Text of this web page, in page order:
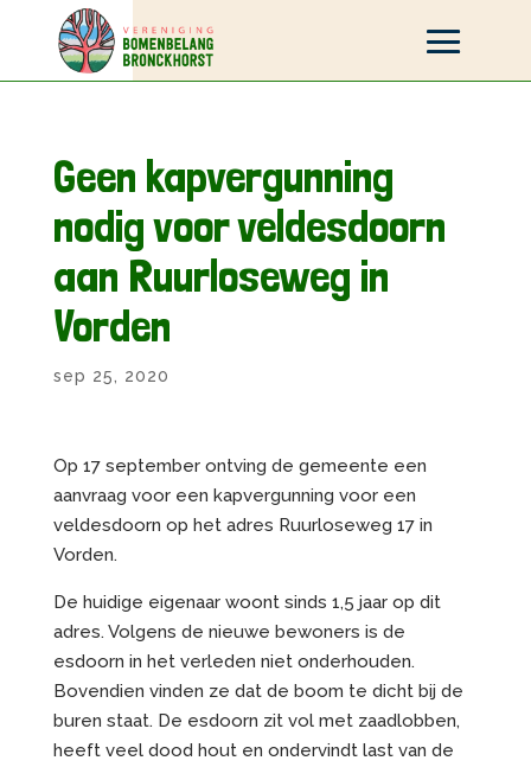
Geen kapvergunning
nodig voor veldesdoorn
aan Ruurloseweg in
Vorden
sep 25, 2020
Op 17 september ontving de gemeente een
aanvraag voor een kapvergunning voor een
veldesdoorn op het adres Ruurloseweg 17 in
Vorden.
De huidige eigenaar woont sinds 1,5 jaar op dit
adres. Volgens de nieuwe bewoners is de
esdoorn in het verleden niet onderhouden.
Bovendien vinden ze dat de boom te dicht bij de
buren staat. De esdoorn zit vol met zaadlobben,
heeft veel dood hout en ondervindt last van de